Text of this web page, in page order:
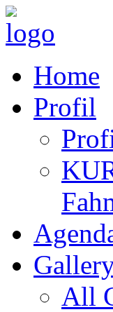
Home
Profil
All